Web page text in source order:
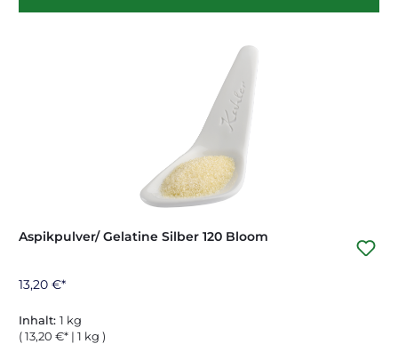
Aspikpulver/ Gelatine Silber 120 Bloom
13,20 €*
Inhalt: 1 kg
( 13,20 €* | 1 kg )